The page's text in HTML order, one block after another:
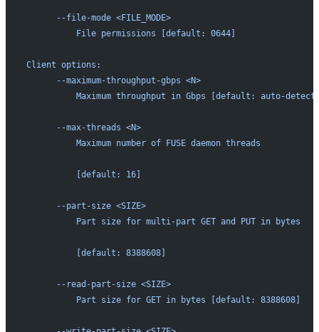
      --file-mode <FILE_MODE>
          File permissions [default: 0644]
Client options:
      --maximum-throughput-gbps <N>
Maximum throughput in Gbps [default: auto-
      --max-threads <N>
          Maximum number of FUSE daemon threads
          [default: 16]
      --part-size <SIZE>
          Part size for multi-part GET and PUT in bytes
          [default: 8388608]
      --read-part-size <SIZE>
          Part size for GET in bytes [default: 8388608]